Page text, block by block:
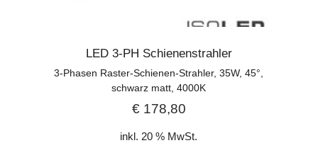
LED 3-PH Schienenstrahler
3-Phasen Raster-Schienen-Strahler, 35W, 45°,
schwarz matt, 4000K
€178,80
inkl. 20 % MwSt.